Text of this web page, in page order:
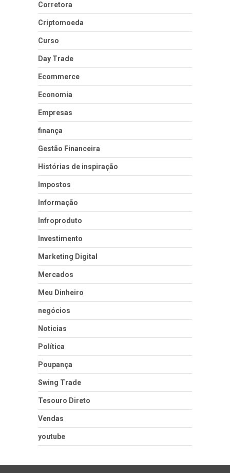
Corretora
Criptomoeda
Curso
Day Trade
Ecommerce
Economia
Empresas
finança
Gestão Financeira
Histórias de inspiração
Impostos
Informação
Infroproduto
Investimento
Marketing Digital
Mercados
Meu Dinheiro
negócios
Noticias
Política
Poupança
Swing Trade
Tesouro Direto
Vendas
youtube